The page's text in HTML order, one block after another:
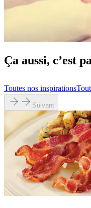
Ça aussi, c’est
Toutes nos inspirations
Suivant